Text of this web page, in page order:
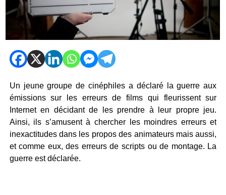
Un jeune groupe de cinéphiles a déclaré la guerre aux
émissions sur les erreurs de films qui fleurissent sur
Internet en décidant de les prendre à leur propre jeu.
Ainsi, ils s’amusent à chercher les moindres erreurs et
inexactitudes dans les propos des animateurs mais aussi,
et comme eux, des erreurs de scripts ou de montage. La
guerre est déclarée.